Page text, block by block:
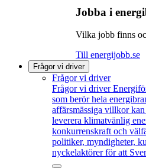
Jobba i
Vilka jobb finns
Till energijobb.se
Frågor vi driver
Frågor vi driver
Frågor vi driver
som berör hela
affärsmässiga villkor
leverera klimatvänlig
konkurrenskraft och
politiker, myndigheter,
nyckelaktörer för att